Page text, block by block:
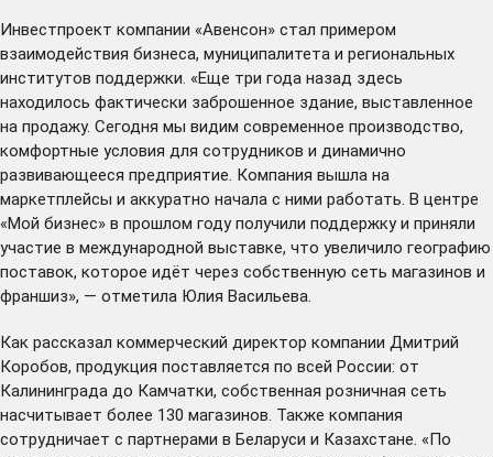
Инвестпроект компании «Авенсон» стал примером
взаимодействия бизнеса, муниципалитета и региональных
институтов поддержки. «Еще три года назад здесь
находилось фактически заброшенное здание, выставленное
на продажу. Сегодня мы видим современное производство,
комфортные условия для сотрудников и динамично
развивающееся предприятие. Компания вышла на
маркетплейсы и аккуратно начала с ними работать. В центре
«Мой бизнес» в прошлом году получили поддержку и приняли
участие в международной выставке, что увеличило географию
поставок, которое идёт через собственную сеть магазинов и
франшиз», — отметила Юлия Васильева.
Как рассказал коммерческий директор компании Дмитрий
Коробов, продукция поставляется по всей России: от
Калининграда до Камчатки, собственная розничная сеть
насчитывает более 130 магазинов. Также компания
сотрудничает с партнерами в Беларуси и Казахстане. «По